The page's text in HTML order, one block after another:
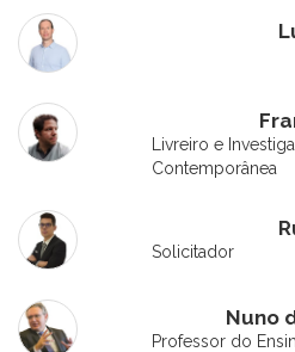
Livreiro e
Contemporânea
Solicitador
Nuno
Professor do